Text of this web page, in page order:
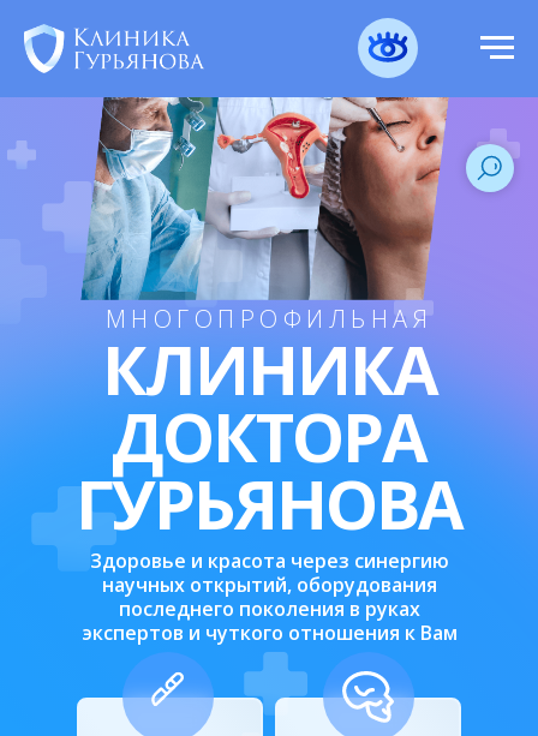
Здоровье и красота через синергию
научных открытий, оборудования
последнего поколения в руках
экспертов и чуткого отношения к Вам
МНОГОПРОФИЛЬНАЯ
КЛИНИКА
ДОКТОРА
ГУРЬЯНОВА